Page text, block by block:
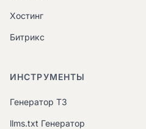
Хостинг
Битрикс
ИНСТРУМЕНТЫ
Генератор ТЗ
llms.txt Генератор